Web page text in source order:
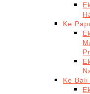
Ke
Ke Bali